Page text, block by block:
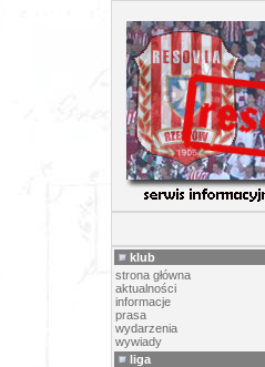
klub
strona główna
aktualności
informacje
prasa
wydarzenia
wywiady
liga